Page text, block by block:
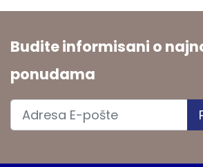
Budite informisani o
ponudama